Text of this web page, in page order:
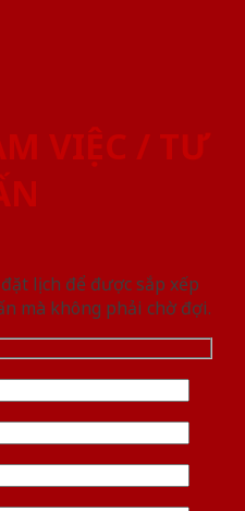
VIỆC / TƯ
lịch để được sắp xếp
mà không phải chờ đợi.